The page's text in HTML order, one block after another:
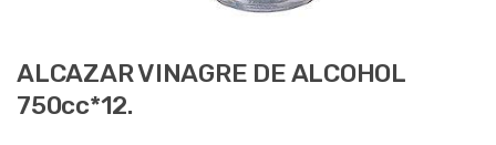
ALCAZAR VINAGRE DE ALCOHOL
750cc*12.